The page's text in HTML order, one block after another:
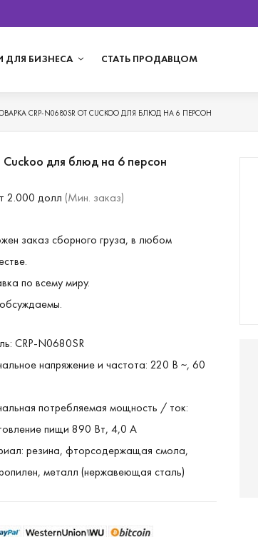
ДЛЯ БИЗНЕСА СТАТЬ ПРОДАВЦОМ
CRP-N0680SR ОТ CUCKOO ДЛЯ БЛЮД НА 6 ПЕРСОН
Cuckoo для блюд на 6 персон
2.000 долл (Мин. заказ)
заказ сборного груза, в любом
по всему миру.
CRP-N0680SR
напряжение и частота: 220 В ~, 60
потребляемая мощность / ток:
пищи 890 Вт, 4,0 А
резина, фторсодержащая смола,
металл (нержавеющая сталь)